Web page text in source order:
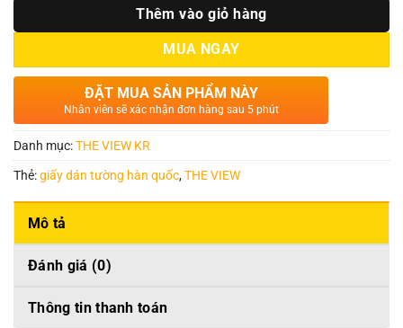
Thêm vào giỏ hàng
MUA NGAY
ĐẶT MUA SẢN PHẨM NÀY
Nhân viên sẽ xác nhận đơn hàng sau 5 phút
Danh mục:THE VIEW KR
Thẻ:giấy dán tường hàn quốc,THE VIEW
Mô tả
Đánh giá (0)
Thông tin thanh toán